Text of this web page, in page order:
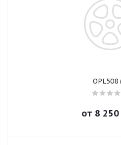
OPL508
от 8 250